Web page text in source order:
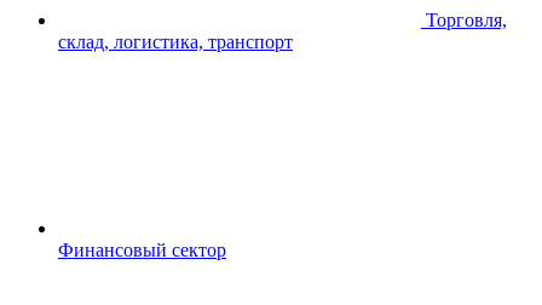
Торговля,
склад, логистика, транспорт
Финансовый сектор